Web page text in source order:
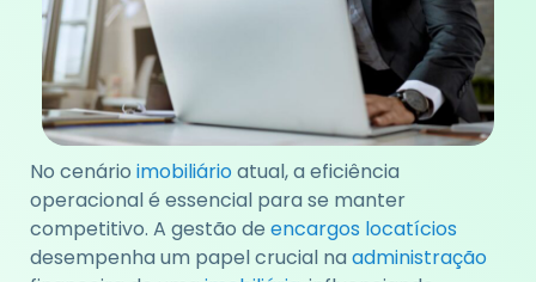
No cenário imobiliário atual, a eficiência
operacional é essencial para se manter
competitivo. A gestão de encargos locatícios
desempenha um papel crucial na administração